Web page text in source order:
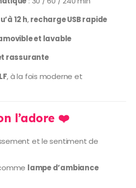
12 h,recharge USB rapide
et lavable
rassurante
, à la fois moderne et
l’adore ❤️
et le sentiment de
lampe d’ambiance